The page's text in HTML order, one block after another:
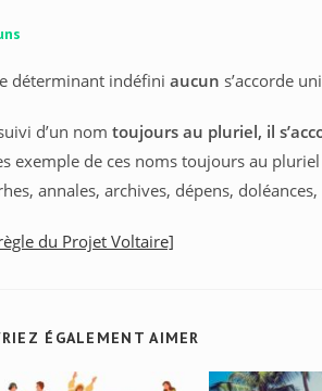
déterminant indéfini aucun s’accorde
d’un nom toujours au pluriel, il
exemple de ces noms toujours au pluriel
annales, archives, dépens,
du Projet Voltaire]
ÉGALEMENT AIMER